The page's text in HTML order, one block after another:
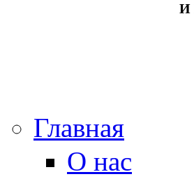
И
Главная
О нас